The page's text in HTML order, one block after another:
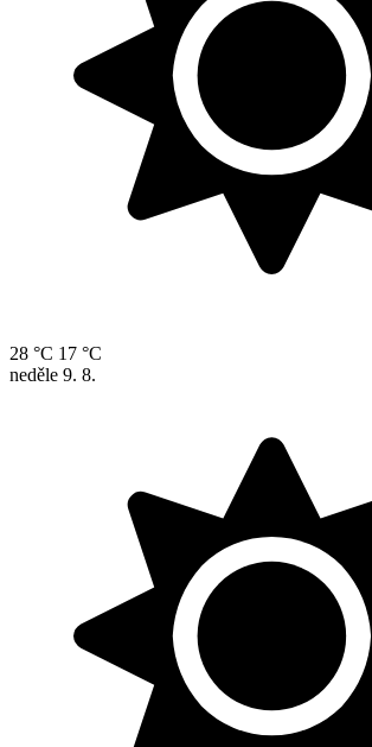
28 °C 17 °C
neděle 9. 8.